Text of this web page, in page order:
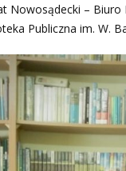
Nowosądecki –
Publiczna im. W.